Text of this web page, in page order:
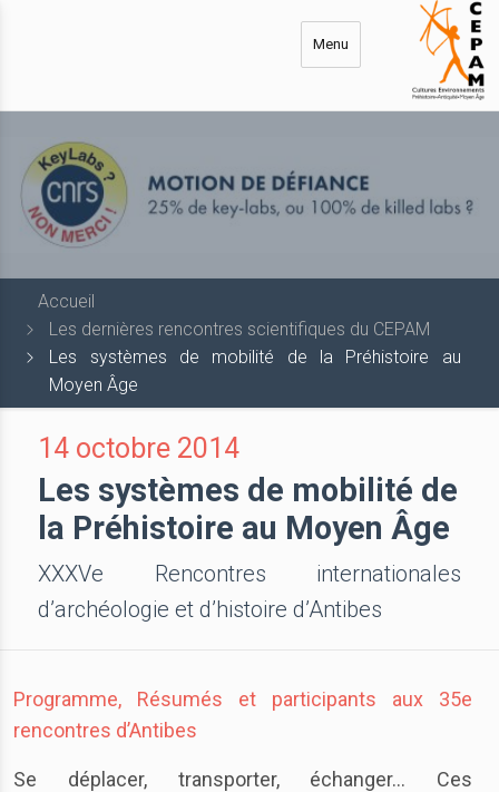
Menu
Accueil
Les dernières rencontres scientifiques du CEPAM
Les systèmes de mobilité de la Préhistoire au
Moyen Âge
14 octobre 2014
Les systèmes de mobilité de
la Préhistoire au Moyen Âge
XXXVe Rencontres internationales
d’archéologie et d’histoire d’Antibes
Programme, Résumés et participants aux 35e
rencontres d’Antibes
Se déplacer, transporter, échanger… Ces